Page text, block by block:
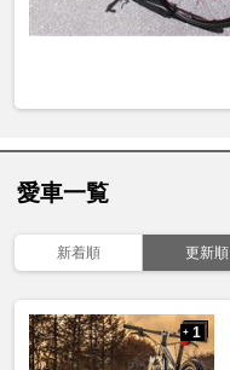
愛車一覧
新着順 更新順
+ 1